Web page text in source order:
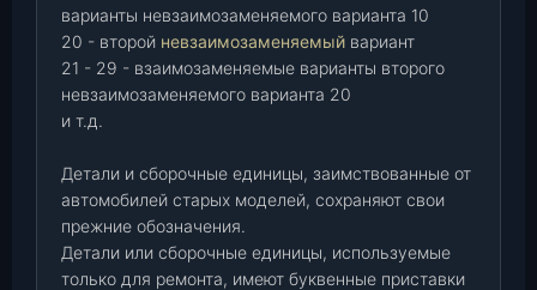
варианты невзаимозаменяемого варианта 10
20 - второй невзаимозаменяемый вариант
21 - 29 - взаимозаменяемые варианты второго
невзаимозаменяемого варианта 20
и т.д.
Детали и сборочные единицы, заимствованные от
автомобилей старых моделей, сохраняют свои
прежние обозначения.
Детали или сборочные единицы, используемые
только для ремонта, имеют буквенные приставки